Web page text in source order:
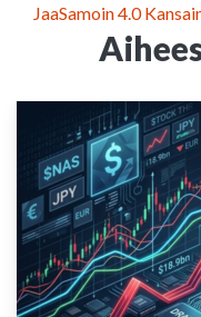
JaaSamoin 4.0